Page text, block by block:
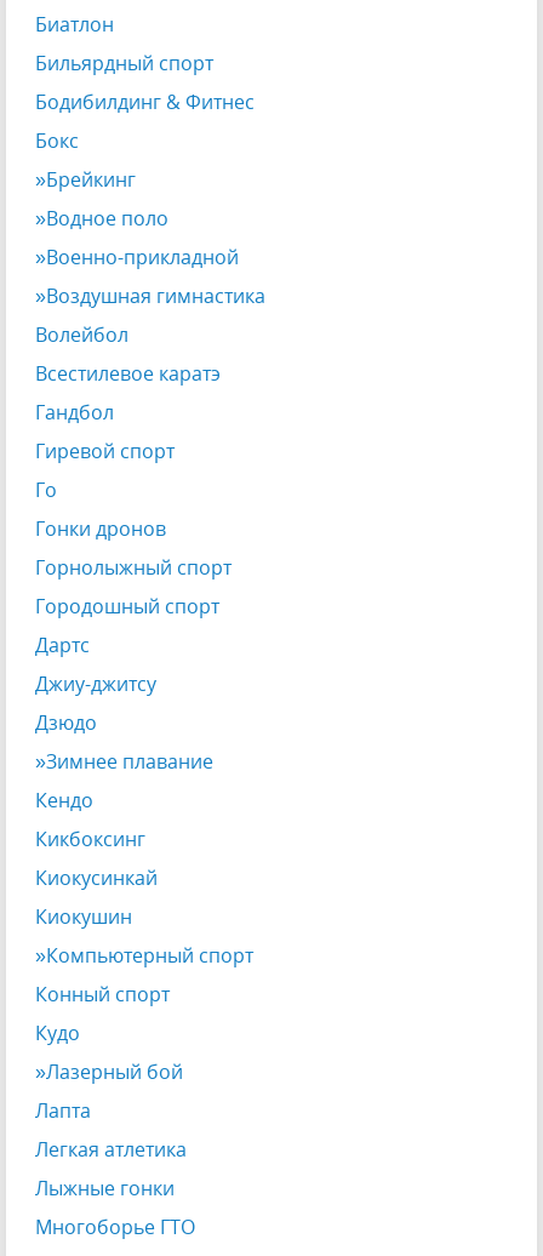
Биатлон
Бильярдный спорт
Бодибилдинг & Фитнес
Бокс
»Брейкинг
»Водное поло
»Военно-прикладной
»Воздушная гимнастика
Волейбол
Всестилевое каратэ
Гандбол
Гиревой спорт
Го
Гонки дронов
Горнолыжный спорт
Городошный спорт
Дартс
Джиу-джитсу
Дзюдо
»Зимнее плавание
Кендо
Кикбоксинг
Киокусинкай
Киокушин
»Компьютерный спорт
Конный спорт
Кудо
»Лазерный бой
Лапта
Легкая атлетика
Лыжные гонки
Многоборье ГТО